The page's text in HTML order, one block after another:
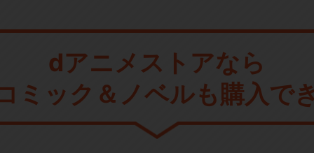
dアニメストアなら
ミック＆ノベルも購入で